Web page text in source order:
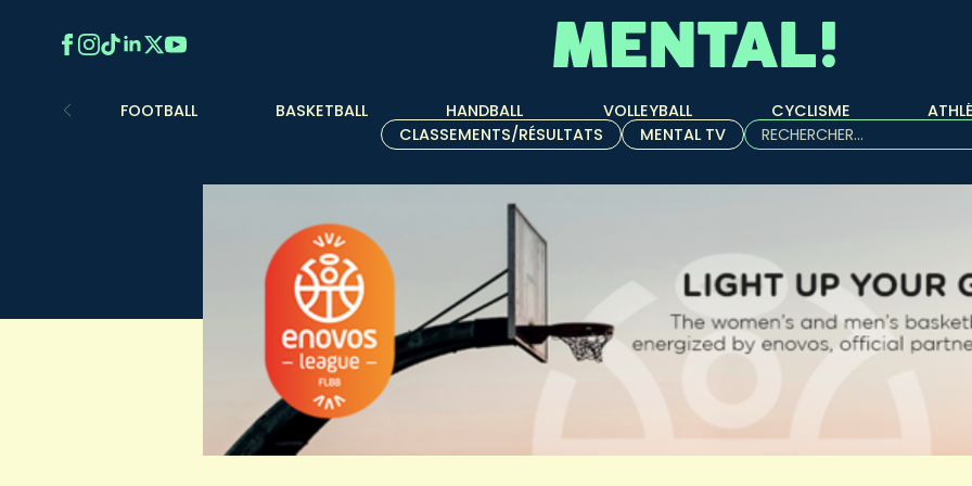
FOOTBALL BASKETBALL HANDBALL VOLLEYBALL CYCLISME
CLASSEMENTS/RÉSULTATS
MENTAL TV
Rechercher :